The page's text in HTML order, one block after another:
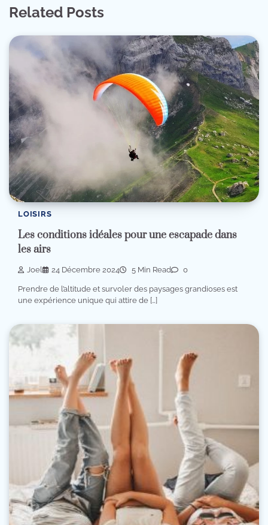
Related Posts
LOISIRS
Les conditions idéales pour une escapade dans
les airs
Joel 24 Décembre 2024 5 Min Read 0
Prendre de l’altitude et survoler des paysages grandioses est
une expérience unique qui attire de […]